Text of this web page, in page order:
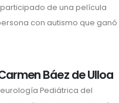
de una película
con autismo que ganó
Báez de Ulloa
Pediátrica del